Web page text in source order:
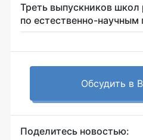
Треть выпускников
по естественно-
Обсудить в
Поделитесь новостью: